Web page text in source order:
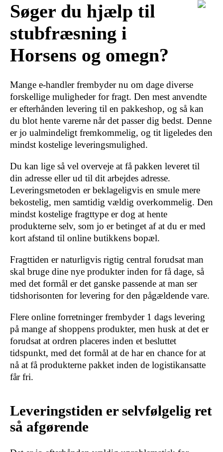
Søger du hjælp til
stubfræsning i
Horsens og omegn?
Mange e-handler frembyder nu om dage diverse
forskellige muligheder for fragt. Den mest anvendte
er efterhånden levering til en pakkeshop, og så kan
du blot hente varerne når det passer dig bedst. Denne
er jo ualmindeligt fremkommelig, og tit ligeledes den
mindst kostelige leveringsmulighed.
Du kan lige så vel overveje at få pakken leveret til
din adresse eller ud til dit arbejdes adresse.
Leveringsmetoden er beklageligvis en smule mere
bekostelig, men samtidig vældig overkommelig. Den
mindst kostelige fragttype er dog at hente
produkterne selv, som jo er betinget af at du er med
kort afstand til online butikkens bopæl.
Fragttiden er naturligvis rigtig central forudsat man
skal bruge dine nye produkter inden for få dage, så
med det formål er det ganske passende at man ser
tidshorisonten for levering for den pågældende vare.
Flere online forretninger frembyder 1 dags levering
på mange af shoppens produkter, men husk at det er
forudsat at ordren placeres inden et besluttet
tidspunkt, med det formål at de har en chance for at
nå at få produkterne pakket inden de logistikansatte
får fri.
Leveringstiden er selvfølgelig ret
så afgørende